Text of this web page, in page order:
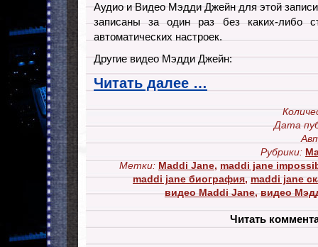
Аудио и Видео Мэдди Джейн для этой
записаны за один раз без каких-либо
автоматических настроек.
Другие видео Мэдди Джейн:
Читать далее …
Дата
Рубрики:
Метки: Maddi Jane, maddi jane
maddi jane биография,maddi jane
видео Maddi Jane, видео
Читать